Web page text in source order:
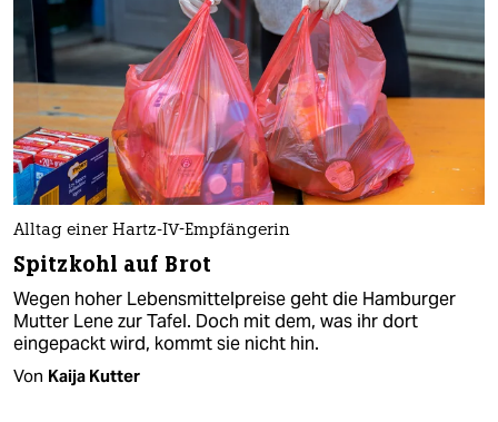
Alltag einer Hartz-IV-Empfängerin
Spitzkohl auf Brot
Wegen hoher Lebensmittelpreise geht die Hamburger
Mutter Lene zur Tafel. Doch mit dem, was ihr dort
eingepackt wird, kommt sie nicht hin.
Von Kaija Kutter